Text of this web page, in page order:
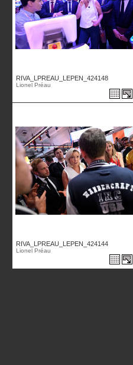
RIVA_LPREAU_LEPEN_424148
Lionel Préau
RIVA_LPREAU_LEPEN_424144
Lionel Préau